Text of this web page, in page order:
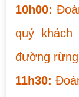
10h00:
quý khách
đường
11h30: